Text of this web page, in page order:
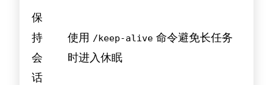
保
持
会
话
使用 /keep-alive 命令避免长任务
时进入休眠